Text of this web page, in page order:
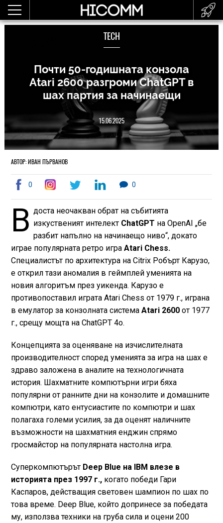
TECH
Почти 50-годишната конзола
Atari 2600 разгроми ChatGPT в
шах партия за начинаещи
15.06.2025
АВТОР: ИВАН ПЪРВАНОВ
0 0
В доста неочакван обрат на събитията
изкуственият интелект ChatGPT на OpenAI „бе
разбит напълно на начинаещо ниво“, докато
играе популярната ретро игра Atari Chess.
Специалистът по архитектура на Citrix Робърт Карузо,
е открил тази аномалия в геймплей уменията на
новия алгоритъм през уикенда. Карузо е
противопоставил играта Atari Chess от 1979 г., играна
в емулатор за конзолната система Atari 2600от 1977
г., срещу мощта на ChatGPT 4o.
Концепцията за оценяване на изчислителната
производителност според уменията за игра на шах е
здраво заложена в аналите на технологичната
история. Шахматните компютърни игри бяха
популярни от ранните дни на конзолите и домашните
компютри, като ентусиастите по компютри и шах
полагаха големи усилия, за да оценят наличните
възможности на шахматния енджин спрямо
гросмайстор на популярната настолна игра.
СуперкомпютърътDeep Blue на IBM влезе в
историята през 1997 г.,когато победи Гари
Каспаров, действащия световен шампион по шах по
това време. Deep Blue, който допринесе за победата
му, използва техники на груба сила и оцени 200